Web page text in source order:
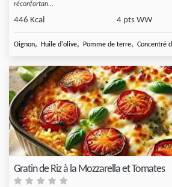
réconfortan...
446 Kcal 4 pts WW
Oignon, Huile d'olive, Pomme de terre, Concentré
Gratin de Riz à la Mozzarella et Tomates